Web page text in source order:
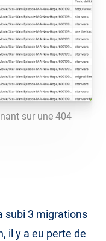
sur une 404
subi 3 migrations
il y a eu perte de